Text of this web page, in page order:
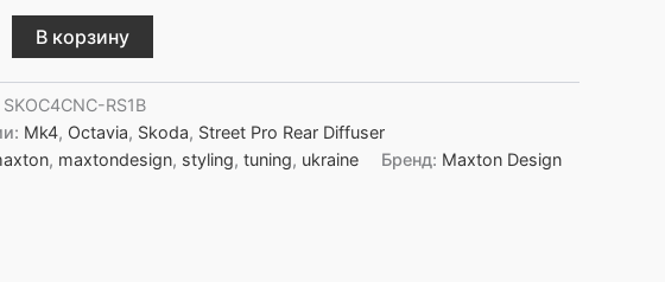
В корзину
SKOC4CNC-RS1B
Mk4, Octavia, Skoda, Street Pro Rear Diffuser
, maxtondesign, styling, tuning, ukraine Бренд: Maxton Design